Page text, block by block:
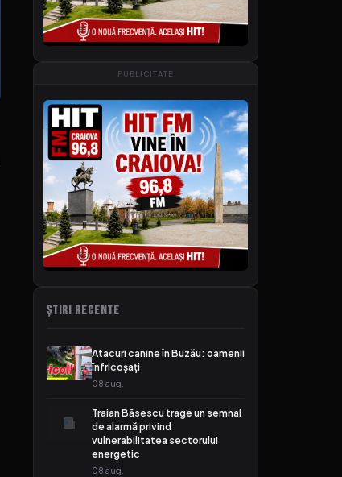
PUBLICITATE
ȘTIRI RECENTE
Atacuri canine în Buzău: oamenii
înfricoșați
08 aug.
Traian Băsescu trage un semnal
de alarmă privind
vulnerabilitatea sectorului
energetic
08 aug.